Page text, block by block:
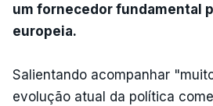
um fornecedor fundamental
europeia.
Salientando acompanhar
evolução atual da política